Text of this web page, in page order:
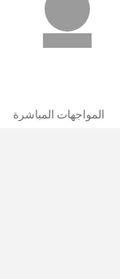
المواجهات المباشرة